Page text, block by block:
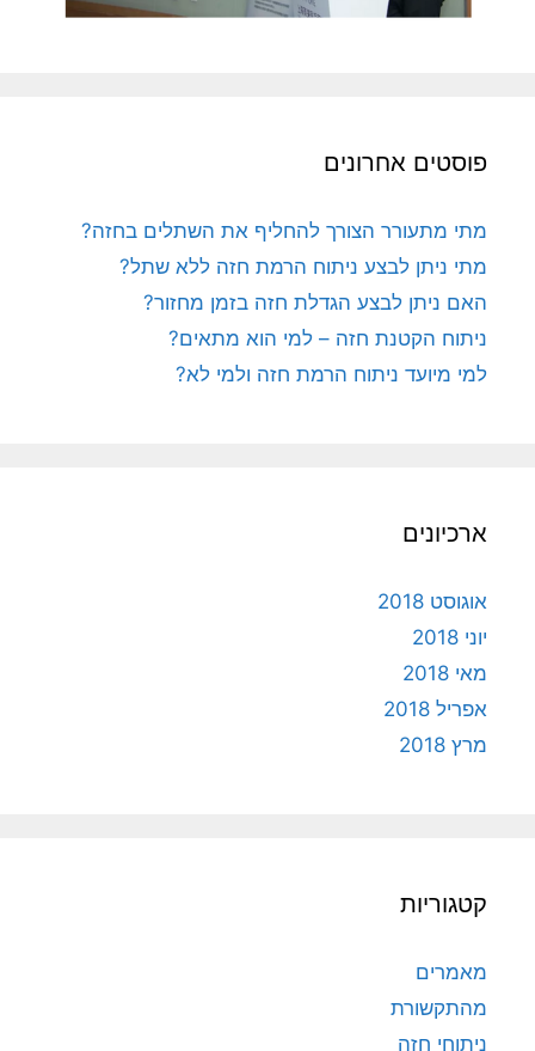
פוסטים אחרונים
מתי מתעורר הצורך להחליף את השתלים בחזה?
מתי ניתן לבצע ניתוח הרמת חזה ללא שתל?
האם ניתן לבצע הגדלת חזה בזמן מחזור?
ניתוח הקטנת חזה – למי הוא מתאים?
למי מיועד ניתוח הרמת חזה ולמי לא?
ארכיונים
אוגוסט 2018
יוני 2018
מאי 2018
אפריל 2018
מרץ 2018
קטגוריות
מאמרים
מהתקשורת
ניתוחי חזה